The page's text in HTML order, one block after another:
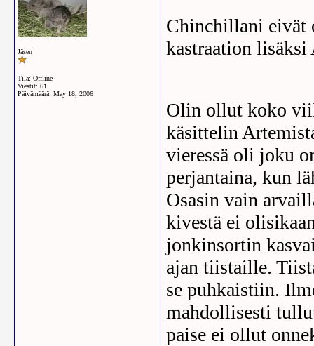
Jäsen
Tila: Offline
Viestit: 61
Päivämäärä: May 18, 2006
Chinchillani eivät
kastraation
Olin ollut koko
käsittelin
vieressä oli joku
perjantaina, kun
Osasin vain
kivestä ei
jonkinsortin
ajan tiistaille.
se puhkaistiin.
mahdollisesti
paise ei ollut